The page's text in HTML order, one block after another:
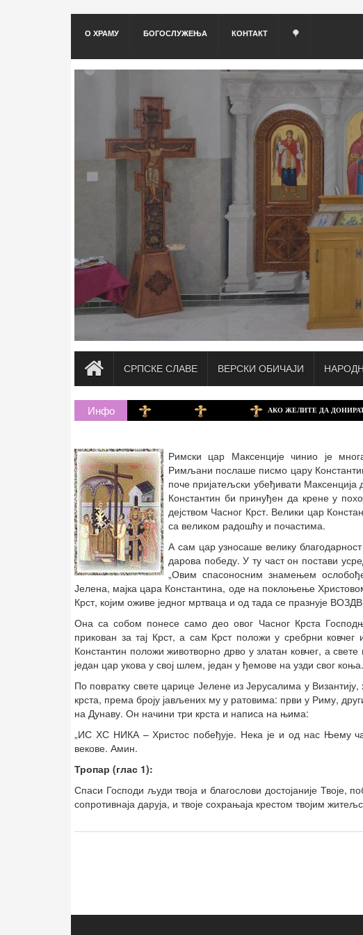
О ХРАМУ БОГОСЛУЖЕЊА КОНТАКТ 🍭
СРПСКЕ СЛАВЕ ВЕРСКИ ОБИЧАЈИ
Инфо АКО ЖЕЛИТЕ ДА ДОНИРАТЕ ЗА
Римски цар Максенције чинио је
Римљани послаше писмо цару
поче пријатељски убеђивати
Константин би принуђен да крене у
дејством Часног Крст. Велики цар
са великом радошћу и почастима.
А сам цар узносаше велику
дарова победу. У ту част он постави
„Овим спасоносним знамењем
Јелена, мајка цара Константина, оде на поклоњење
Крст, којим оживе једног мртваца и од тада се празнује
Она са собом понесе само део овог Часног Крста
прикован за тај Крст, а сам Крст положи у сребрни
Константин положи животворно дрво у златан ковчег, а
један цар укова у свој шлем, један у ђемове на узди свог коња.
По повратку свете царице Јелене из Јерусалима у
крста, према броју јављених му у ратовима: први у Риму,
на Дунаву. Он начини три крста и написа на њима:
„ИС ХС НИКА – Христос побеђује. Нека је и од нас Њему
векове. Амин.
Тропар (глас 1):
Спаси Господи људи твоја и благослови достојаније Твоје,
сопротивнаја даруја, и твоје сохрањаја крестом твојим